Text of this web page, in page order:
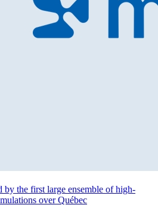
by the first large ensemble of high-
over Québec